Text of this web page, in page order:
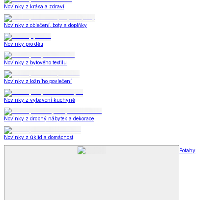
Novinky z krása a zdraví
Novinky z oblečení, boty a doplňky
Novinky pro děti
Novinky z bytového textilu
Novinky z ložního povlečení
Novinky z vybavení kuchyně
Novinky z drobný nábytek a dekorace
Novinky z úklid a domácnost
Potahy